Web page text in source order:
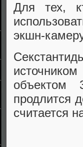
Для тех,
экшн-
объектом
продлится
считается